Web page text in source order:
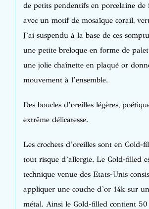
de petits pendentifs en porcelaine de
avec un motif de mosaïque corail,
J’ai suspendu à la base de ces
une petite breloque en forme de
une jolie chaînette en plaqué or
mouvement à l’ensemble.
Des boucles d’oreilles légères,
extrême délicatesse.
Les crochets d’oreilles sont en Gold-
tout risque d’allergie. Le Gold-filled
technique venue des Etats-Unis
appliquer une couche d’or 14k sur
métal. Ainsi le Gold-filled contient